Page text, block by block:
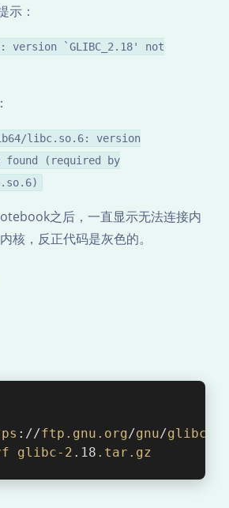
示：
`GLIBC_2.18' not
libc.so.6: version
found (required by
之后，一直显示无法连接内
核，反正代码是灰色的。
://ftp .gnu .org/gnu/glibc
glibc-2 .18 .tar .gz